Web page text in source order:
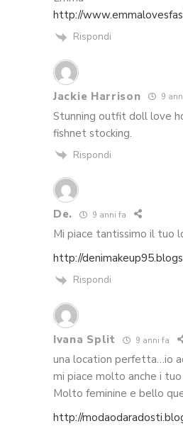
http://
Rispondi
Jackie Harrison 9
Stunning outfit doll love
fishnet stocking.
Rispondi
De. 9 anni fa
Mi piace tantissimo il tuo
http://
Rispondi
Ivana Split 9 anni fa
una location perfetta…io
mi piace molto anche i
Molto feminine e bello
http://